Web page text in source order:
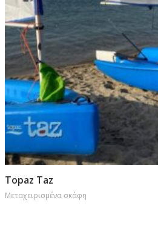
Προσθήκη στο καλάθι
Topaz Taz
Μεταχειρισμένα σκάφη